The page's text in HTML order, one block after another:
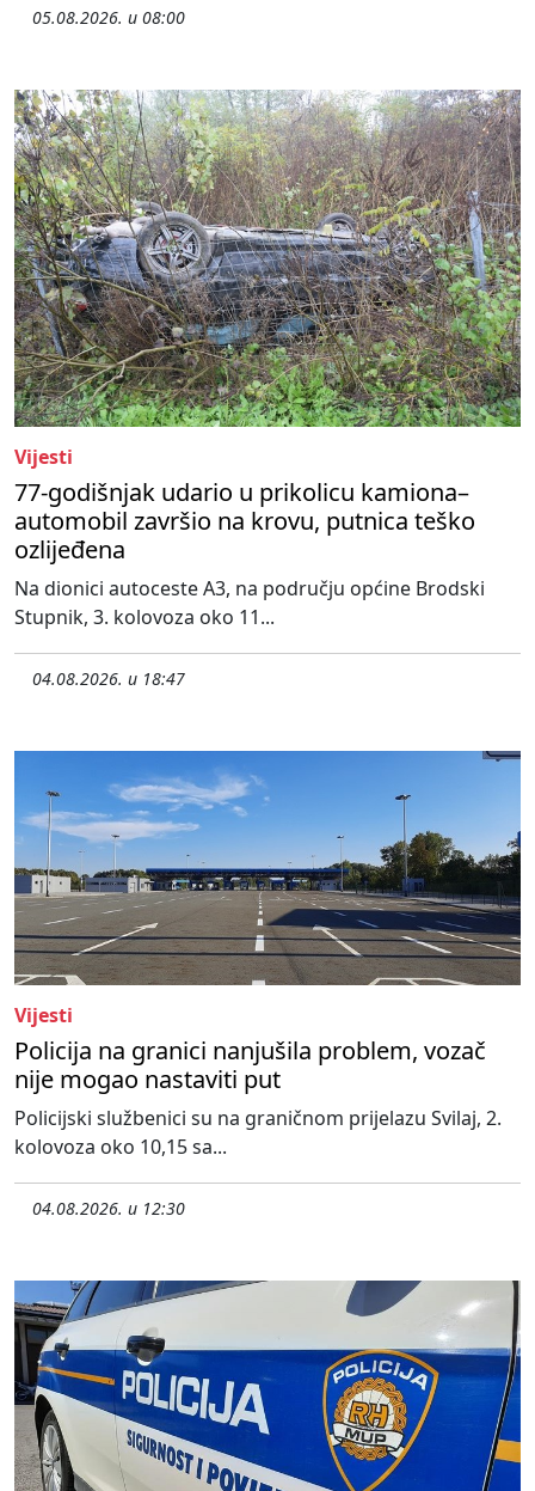
05.08.2026. u 08:00
Vijesti
77-godišnjak udario u prikolicu kamiona–
automobil završio na krovu, putnica teško
ozlijeđena
Na dionici autoceste A3, na području općine Brodski
Stupnik, 3. kolovoza oko 11...
04.08.2026. u 18:47
Vijesti
Policija na granici nanjušila problem, vozač
nije mogao nastaviti put
Policijski službenici su na graničnom prijelazu Svilaj, 2.
kolovoza oko 10,15 sa...
04.08.2026. u 12:30